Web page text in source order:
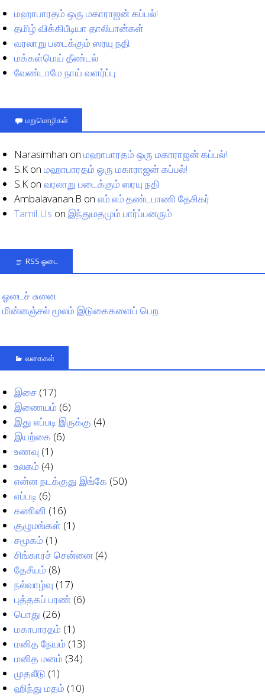
மஹாபாரதம் ஒரு மகாராஜன் கப்பல்!
தமிழ் விக்கிபீடியா தாலிபான்கள்
வரலாறு படைக்கும் ஸரயு நதி
மக்கள்மெய் தீண்டல்
வேண்டாமே நாய் வளர்ப்பு
மறுமொழிகள்
Narasimhan on மஹாபாரதம் ஒரு மகாராஜன் கப்பல்!
S.K on மஹாபாரதம் ஒரு மகாராஜன் கப்பல்!
S.K on வரலாறு படைக்கும் ஸரயு நதி
Ambalavanan.B on எம்.எம்.தண்டபாணி தேசிகர்
Tamil Us on இந்துமதமும் பார்ப்பனரும்
RSS ஓடை
ஓடைச் சுனை
மின்னஞ்சல் மூலம் இடுகைகளைப் பெற..
வகைகள்
இசை (17)
இணையம் (6)
இது எப்படி இருக்கு (4)
இயற்கை (6)
உணவு (1)
உலகம் (4)
என்ன நடக்குது இங்கே (50)
எப்படி (6)
கணினி (16)
குழுமங்கள் (1)
சமூகம் (1)
சிங்காரச் சென்னை (4)
தேசீயம் (8)
நல்வாழ்வு (17)
புத்தகப் பரண் (6)
பொது (26)
மகாபாரதம் (1)
மனித நேயம் (13)
மனித மனம் (34)
முதலீடு (1)
ஹிந்து மதம் (10)